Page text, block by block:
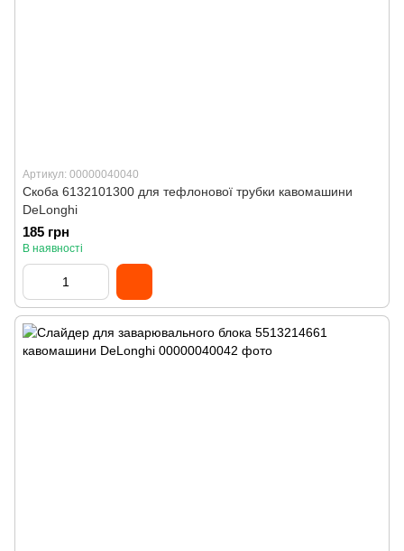
Артикул: 00000040040
Скоба 6132101300 для тефлонової трубки кавомашини
DeLonghi
185 грн
В наявності